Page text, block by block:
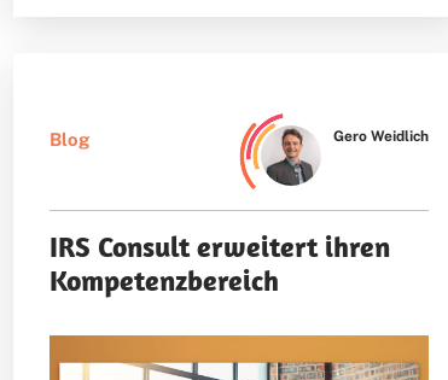
Blog Gero Weidlich
IRS Consult erweitert ihren
Kompetenzbereich